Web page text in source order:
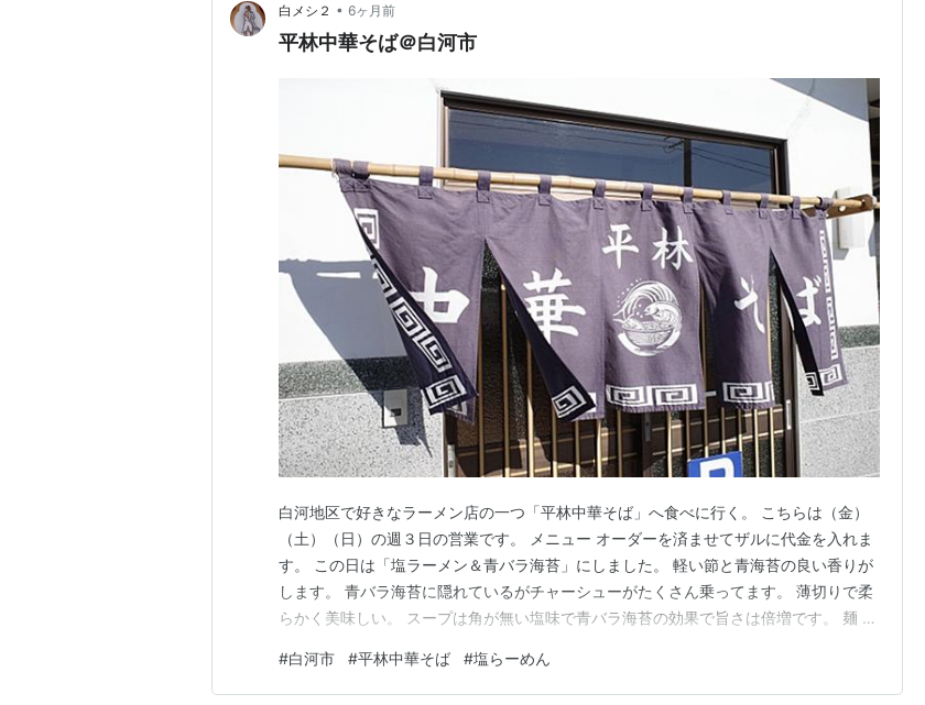
白メシ２ • 6ヶ月前
平林中華そば＠白河市
白河地区で好きなラーメン店の一つ「平林中華そば」へ食べに行く。 こちらは（金）
（土）（日）の週３日の営業です。 メニュー オーダーを済ませてザルに代金を入れま
す。 この日は「塩ラーメン＆青バラ海苔」にしました。 軽い節と青海苔の良い香りが
します。 青バラ海苔に隠れているがチャーシューがたくさん乗ってます。 薄切りで柔
らかく美味しい。 スープは角が無い塩味で青バラ海苔の効果で旨さは倍増です。 麺 平
った塩味のスープが美味しくてたくさん飲んちゃいました。 （土）（日）は朝ラーも
食べれるので、そのうち食べに行きたいです。…
#白河市 #平林中華そば #塩らーめん